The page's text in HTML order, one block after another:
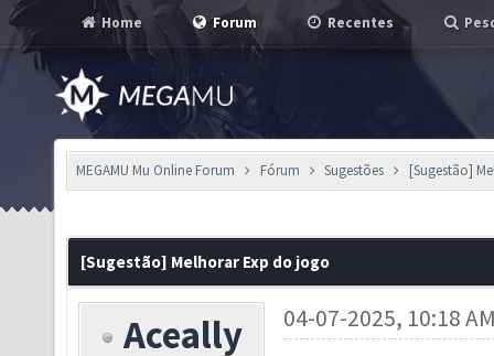
Home Forum Recentes
MEGAMU Mu Online Forum Fórum Sugestões [Sugestão]
[Sugestão] Melhorar Exp do jogo
Aceally 04-07-2025, 10:18